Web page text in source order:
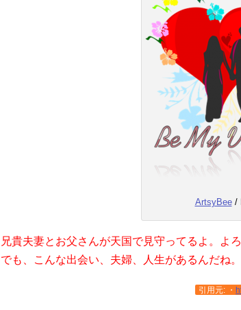
ArtsyBee/
兄貴夫妻とお父さんが天国で見守ってるよ。よ
でも、こんな出会い、夫婦、人生があるんだね
引用元: ・